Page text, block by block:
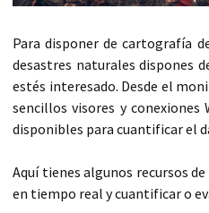
Para disponer de cartografía
desastres naturales dispones
estés interesado. Desde el
sencillos visores y
disponibles para cuantificar el
Aquí tienes algunos recursos
en tiempo real y cuantificar o